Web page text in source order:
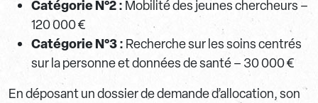
Catégorie N°2 : Mobilité des jeunes chercheurs –
120 000 €
Catégorie N°3 : Recherche sur les soins centrés
sur la personne et données de santé – 30 000 €
En déposant un dossier de demande d’allocation, son